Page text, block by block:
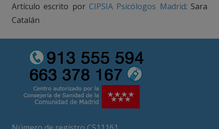
Artículo escrito por CIPSIA Psicólogos Madrid: Sara
Catalán